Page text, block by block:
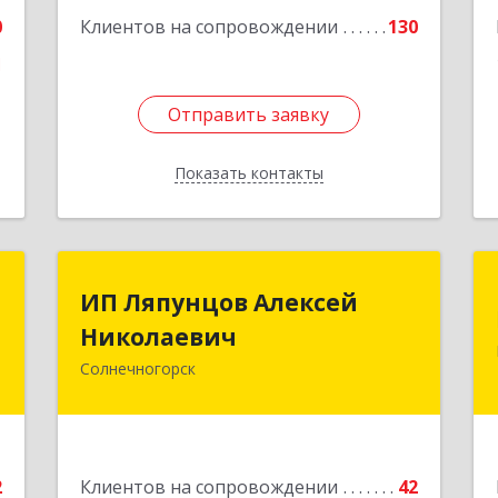
Клиентов на сопровождении 130
Отправить заявку
Показать контакты
Отправить заявку
Назад
ИП Ляпунцов Алексей
Николаевич
Солнечногорск
Клиентов на сопровождении 42
ИП Ляпунцов Алексей
Николаевич